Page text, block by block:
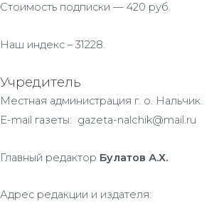
Стоимость подписки — 420 руб.
Наш индекс – 31228.
Учредитель
Местная администрация г. о. Нальчик.
E-mail газеты: gazeta-nalchik@mail.ru
Главный редактор Булатов А.Х.
Адрес редакции и издателя: